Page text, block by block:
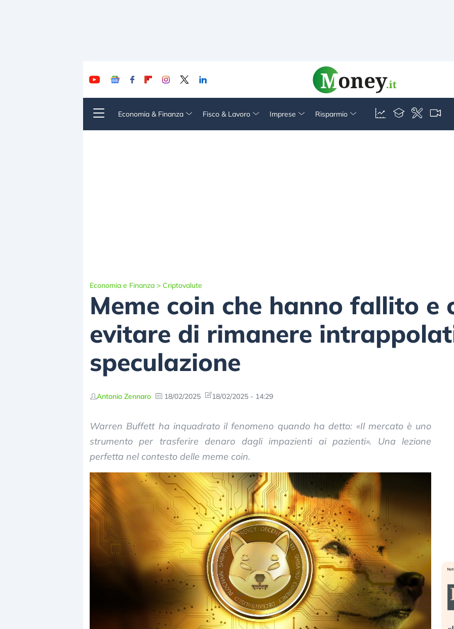
Economia & Finanza Fisco & Lavoro Imprese Risparmio
Economia e Finanza > Criptovalute
Meme coin che hanno fallito e
evitare di rimanere
speculazione
Antonio Zennaro 18/02/2025 18/02/2025 - 14:29
Warren Buffett ha inquadrato il fenomeno quando ha detto: «Il mercato è uno
strumento per trasferire denaro dagli impazienti ai pazienti». Una lezione
perfetta nel contesto delle meme coin.